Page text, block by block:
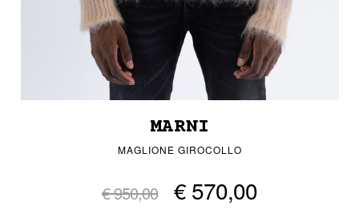
MARNI
MAGLIONE GIROCOLLO
€ 950,00 € 570,00